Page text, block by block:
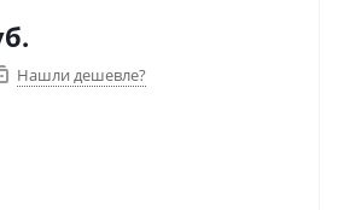
Нашли дешевле?